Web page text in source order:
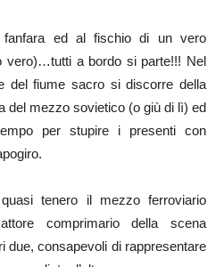
ed al fischio di un vero
vero)…tutti a bordo si parte!!! Nel
del fiume sacro si discorre della
del mezzo sovietico (o giù di lì) ed
per stupire i presenti con
tenero il mezzo ferroviario
comprimario della scena
due, consapevoli di rappresentare